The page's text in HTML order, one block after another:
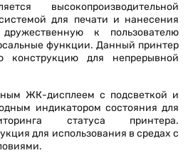
высокопроизводительной
для печати и нанесения
к пользователю
функции. Данный принтер
конструкцию для непрерывной
ЖК-дисплеем с подсветкой и
индикатором состояния для
статуса принтера.
для использования в средах с